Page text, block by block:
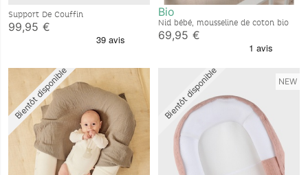
Support De Couffin
99,95 €
Bio
Nid bébé, mousseline de coton bio
69,95 €
Bientôt disponible Bientôt disponible NEW